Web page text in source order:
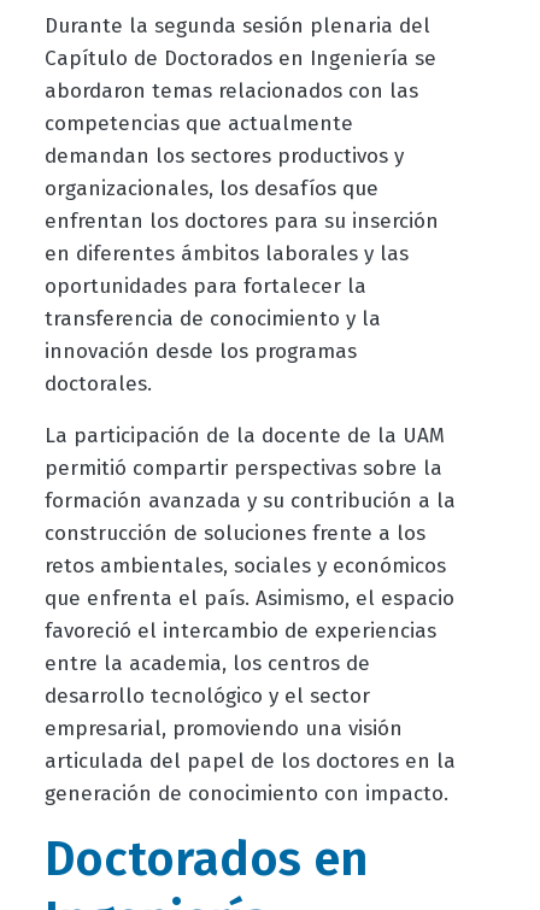
Durante la segunda sesión plenaria del
Capítulo de Doctorados en Ingeniería se
abordaron temas relacionados con las
competencias que actualmente
demandan los sectores productivos y
organizacionales, los desafíos que
enfrentan los doctores para su inserción
en diferentes ámbitos laborales y las
oportunidades para fortalecer la
transferencia de conocimiento y la
innovación desde los programas
doctorales.
La participación de la docente de la UAM
permitió compartir perspectivas sobre la
formación avanzada y su contribución a la
construcción de soluciones frente a los
retos ambientales, sociales y económicos
que enfrenta el país. Asimismo, el espacio
favoreció el intercambio de experiencias
entre la academia, los centros de
desarrollo tecnológico y el sector
empresarial, promoviendo una visión
articulada del papel de los doctores en la
generación de conocimiento con impacto.
Doctorados en